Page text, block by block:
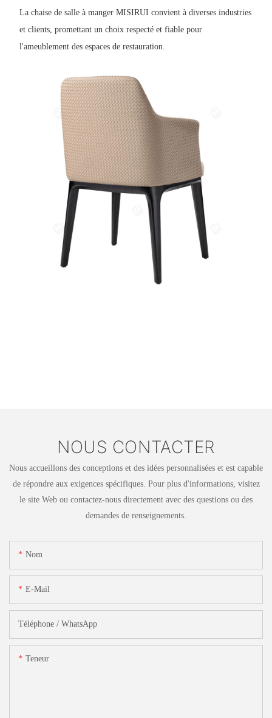
La chaise de salle à manger MISIRUI convient à diverses industries
et clients, promettant un choix respecté et fiable pour
l'ameublement des espaces de restauration.
NOUS CONTACTER
Nous accueillons des conceptions et des idées personnalisées et est capable
de répondre aux exigences spécifiques. Pour plus d'informations, visitez
le site Web ou contactez-nous directement avec des questions ou des
demandes de renseignements.
Nom
E-Mail
Téléphone / WhatsApp
Teneur